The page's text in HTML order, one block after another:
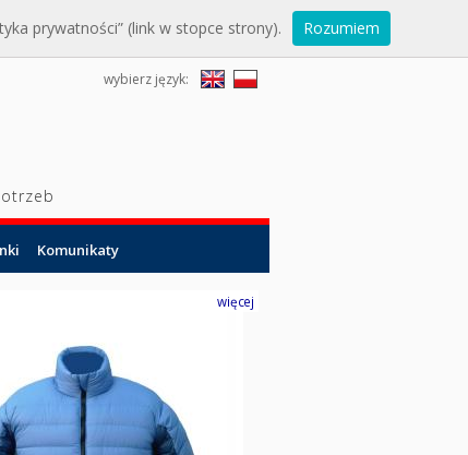
prywatności” (link w stopce strony). Rozumiem
wybierz język:
Komunikaty
więcej